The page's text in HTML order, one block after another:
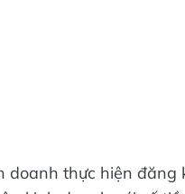
doanh thực hiện